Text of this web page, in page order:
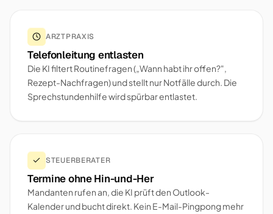
ARZTPRAXIS
Telefonleitung entlasten
Die KI filtert Routinefragen („Wann habt ihr offen?",
Rezept-Nachfragen) und stellt nur Notfälle durch. Die
Sprechstundenhilfe wird spürbar entlastet.
STEUERBERATER
Termine ohne Hin-und-Her
Mandanten rufen an, die KI prüft den Outlook-
Kalender und bucht direkt. Kein E-Mail-Pingpong mehr